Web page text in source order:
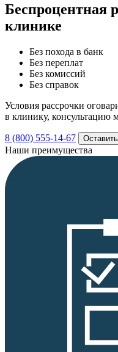
Беспроцентная
клинике
Без похода в банк
Без переплат
Без комиссий
Без справок
Условия рассрочки
в клинику, консультацию
8 (800) 555-14-67
Наши преимущества